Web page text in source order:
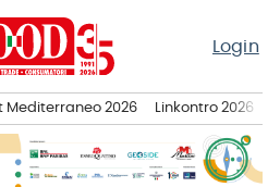
Login
Mediterraneo 2026 Linkontro 2026